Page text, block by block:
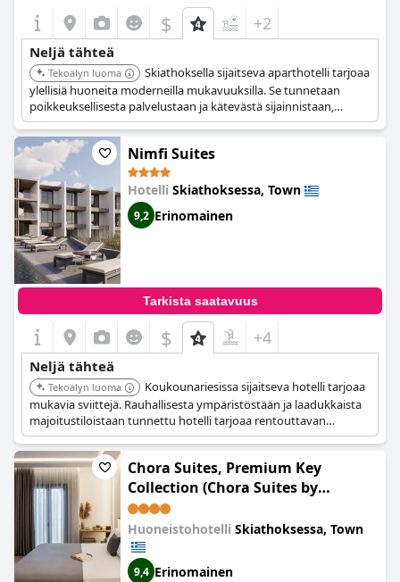
$ +2
Neljä tähteä
Tekoälyn luoma
Skiathoksella sijaitseva aparthotelli tarjoaa
ylellisiä huoneita moderneilla mukavuuksilla. Se tunnetaan
poikkeuksellisesta palvelustaan ja kätevästä sijainnistaan,
tarjoten mukavan ja tasokkaan kokemuksen.
Nimfi Suites
Hotelli Skiathoksessa, Town
9,2 Erinomainen
Tarkista saatavuus
$ +4
Neljä tähteä
Tekoälyn luoma
Koukounariesissa sijaitseva hotelli tarjoaa
mukavia sviittejä. Rauhallisesta ympäristöstään ja laadukkaista
majoitustiloistaan tunnettu hotelli tarjoaa rentouttavan
pakopaikan vierailijoille.
Chora Suites, Premium Key
Collection (Chora Suites by
Premium Key)
Huoneistohotelli Skiathoksessa, Town
9,4 Erinomainen